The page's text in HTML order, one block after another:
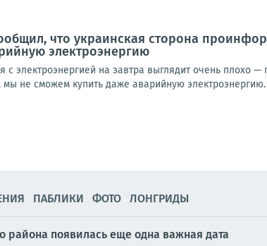
что украинская сторона
электроэнергию
с электроэнергией на завтра выглядит очень плохо
не сможем купить даже аварийную электроэнергию.
ПАБЛИКИ ФОТО ЛОНГРИДЫ
района появилась еще одна важная дата